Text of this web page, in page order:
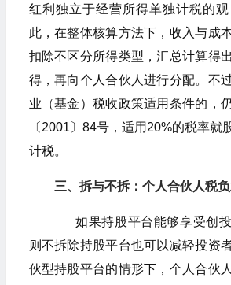
红利独立于经营所得单独计税的
此，在整体核算方法下，收入与成
扣除不区分所得类型，汇总计算得
得，再向个人合伙人进行分配。不
业（基金）税收政策适用条件的，
〔2001〕84号，适用20%的税率就
计税。
三、拆与不拆：个人合伙人税
如果持股平台能够享受创投
则不拆除持股平台也可以减轻投资
伙型持股平台的情形下，个人合伙